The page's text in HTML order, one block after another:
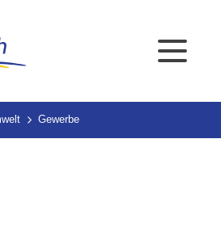
Gewerbe